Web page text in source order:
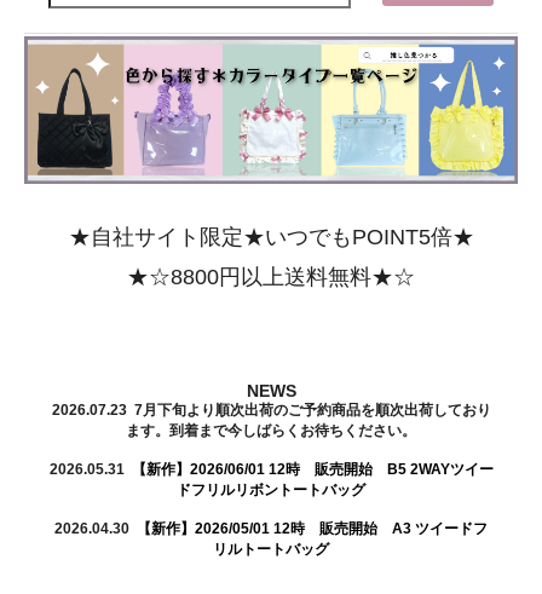
★自社サイト限定★いつでもPOINT5倍★
★☆8800円以上送料無料★☆
NEWS
2026.07.23 7月下旬より順次出荷のご予約商品を順次出荷しており
ます。到着まで今しばらくお待ちください。
2026.05.31
【新作】2026/06/01 12時 販売開始 B5 2WAYツイー
ドフリルリボントートバッグ
2026.04.30
【新作】2026/05/01 12時 販売開始 A3 ツイードフ
リルトートバッグ